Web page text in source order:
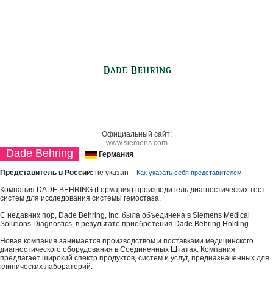
Официальный сайт:
www.siemens.com
Dade Behring Германия
Представитель в России: не указан Как указать себя представителем
Компания DADE BEHRING (Германия) производитель диагностических тест-
систем для исследования системы гемостаза.
С недавних пор, Dade Behring, Inc. была объединена в Siemens Medical
Solutions Diagnostics, в результате приобретения Dade Behring Holding.
Новая компания занимается производством и поставками медицинского
диагностического оборудования в Соединенных Штатах. Компания
предлагает широкий спектр продуктов, систем и услуг, предназначенных для
клинических лабораторий.